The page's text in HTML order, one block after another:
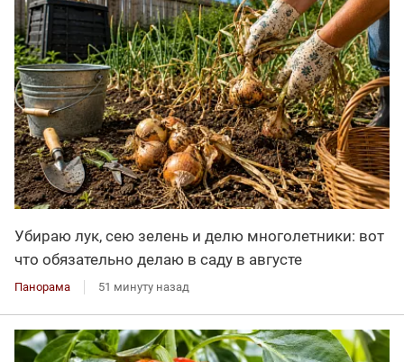
Убираю лук, сею зелень и делю многолетники: вот
что обязательно делаю в саду в августе
Панорама 51 минуту назад